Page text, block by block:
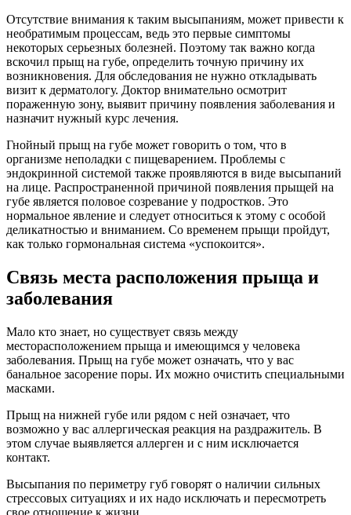
Отсутствие внимания к таким высыпаниям, может привести к
необратимым процессам, ведь это первые симптомы
некоторых серьезных болезней. Поэтому так важно когда
вскочил прыщ на губе, определить точную причину их
возникновения. Для обследования не нужно откладывать
визит к дерматологу. Доктор внимательно осмотрит
пораженную зону, выявит причину появления заболевания и
назначит нужный курс лечения.
Гнойный прыщ на губе может говорить о том, что в
организме неполадки с пищеварением. Проблемы с
эндокринной системой также проявляются в виде высыпаний
на лице. Распространенной причиной появления прыщей на
губе является половое созревание у подростков. Это
нормальное явление и следует относиться к этому с особой
деликатностью и вниманием. Со временем прыщи пройдут,
как только гормональная система «успокоится».
Связь места расположения прыща и
заболевания
Мало кто знает, но существует связь между
месторасположением прыща и имеющимся у человека
заболевания. Прыщ на губе может означать, что у вас
банальное засорение поры. Их можно очистить специальными
масками.
Прыщ на нижней губе или рядом с ней означает, что
возможно у вас аллергическая реакция на раздражитель. В
этом случае выявляется аллерген и с ним исключается
контакт.
Высыпания по периметру губ говорят о наличии сильных
стрессовых ситуациях и их надо исключать и пересмотреть
свое отношение к жизни.